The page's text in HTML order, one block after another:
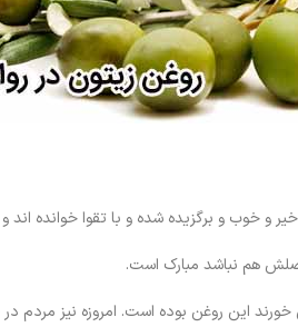
خیر و خوب و برگزیده شده و با تقوا خوانده
هم نباشد مبارک است.
خورند این روغن بوده است. امروزه نیز